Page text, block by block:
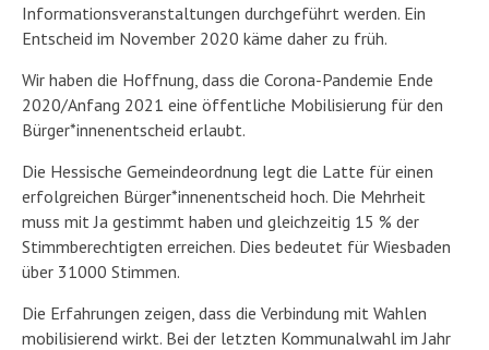
Informationsveranstaltungen durchgeführt werden. Ein
Entscheid im November 2020 käme daher zu früh.
Wir haben die Hoffnung, dass die Corona-Pandemie Ende
2020/Anfang 2021 eine öffentliche Mobilisierung für den
Bürger*innenentscheid erlaubt.
Die Hessische Gemeindeordnung legt die Latte für einen
erfolgreichen Bürger*innenentscheid hoch. Die Mehrheit
muss mit Ja gestimmt haben und gleichzeitig 15 % der
Stimmberechtigten erreichen. Dies bedeutet für Wiesbaden
über 31000 Stimmen.
Die Erfahrungen zeigen, dass die Verbindung mit Wahlen
mobilisierend wirkt. Bei der letzten Kommunalwahl im Jahr